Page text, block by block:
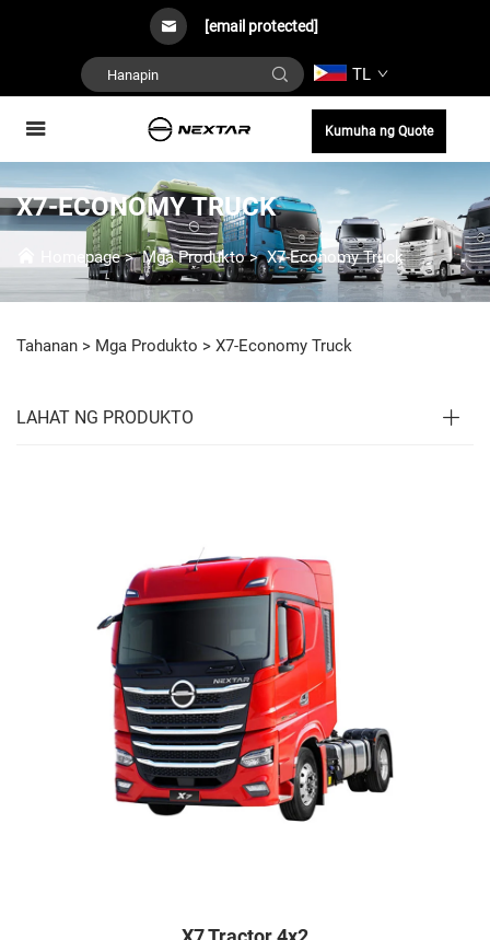
[email protected]
TL
Kumuha ng Quote
X7-ECONOMY TRUCK
Homepage>Mga Produkto>X7-Economy Truck
Tahanan > Mga Produkto > X7-Economy Truck
LAHAT NG PRODUKTO